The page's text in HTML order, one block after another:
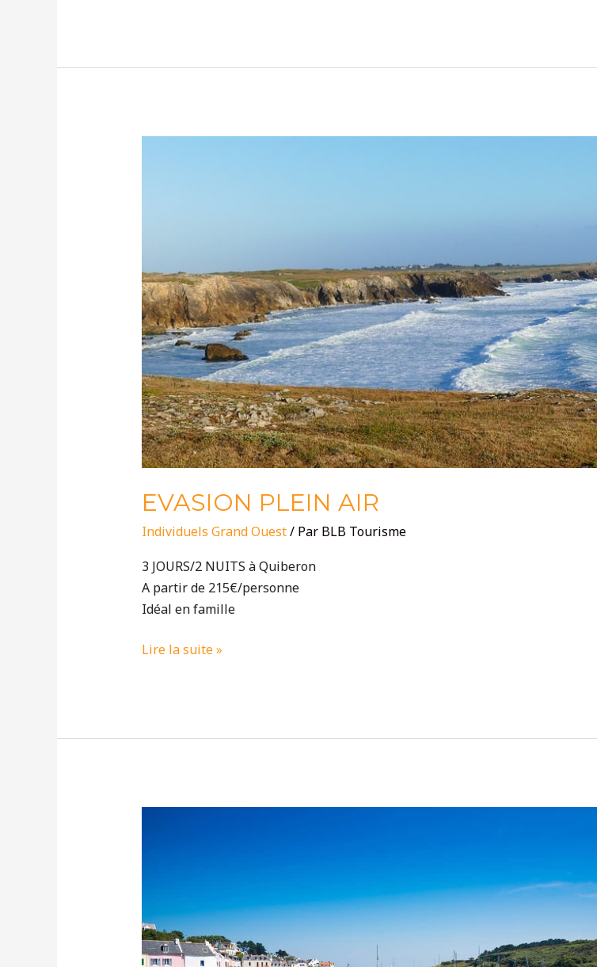
EVASION PLEIN AIR
Individuels Grand Ouest/ Par BLB Tourisme
3 JOURS/2 NUITS à Quiberon
A partir de 215€/personne
Idéal en famille
Lire la suite »
MER